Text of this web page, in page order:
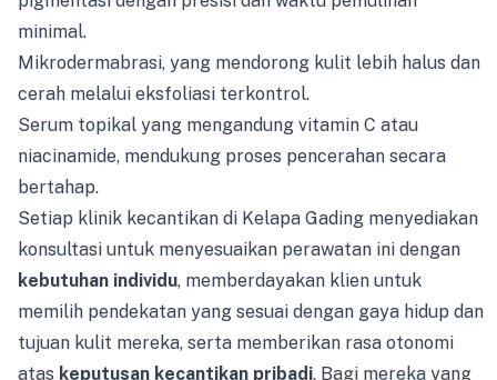
minimal.
Mikrodermabrasi, yang mendorong kulit lebih halus dan
cerah melalui eksfoliasi terkontrol.
Serum topikal yang mengandung vitamin C atau
niacinamide, mendukung proses pencerahan secara
bertahap.
Setiap klinik kecantikan di Kelapa Gading menyediakan
konsultasi untuk menyesuaikan perawatan ini dengan
kebutuhan individu, memberdayakan klien untuk
memilih pendekatan yang sesuai dengan gaya hidup dan
tujuan kulit mereka, serta memberikan rasa otonomi
atas keputusan kecantikan pribadi. Bagi mereka yang